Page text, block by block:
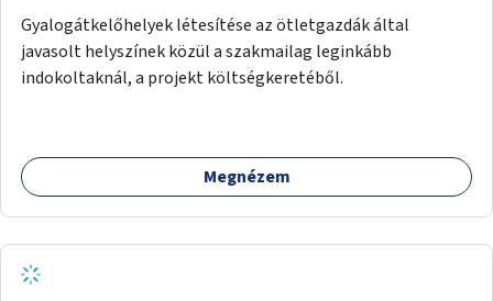
Gyalogátkelőhelyek létesítése az ötletgazdák által
javasolt helyszínek közül a szakmailag leginkább
indokoltaknál, a projekt költségkeretéből.
Megnézem